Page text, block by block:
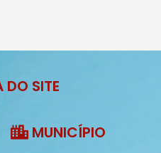
SITE
MUNICÍPIO